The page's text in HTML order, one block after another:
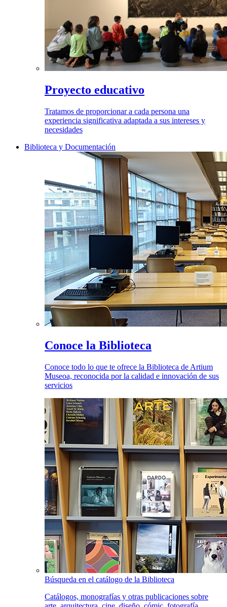
Proyecto educativo
Tratamos de proporcionar a cada persona una
experiencia significativa adaptada a sus intereses y
necesidades
Biblioteca y Documentación
Conoce la Biblioteca
Conoce todo lo que te ofrece la Biblioteca de Artium
Museoa, reconocida por la calidad e innovación de sus
servicios
Búsqueda en el catálogo de la Biblioteca
Catálogos, monografías y otras publicaciones sobre